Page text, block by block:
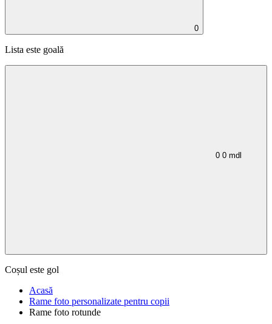
0
Lista este goală
0 0 mdl
Coșul este gol
Acasă
Rame foto personalizate pentru copii
Rame foto rotunde